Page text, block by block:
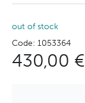
out of stock
Code: 1053364
430,00 €